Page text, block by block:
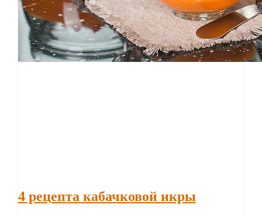
4 рецепта кабачковой икры